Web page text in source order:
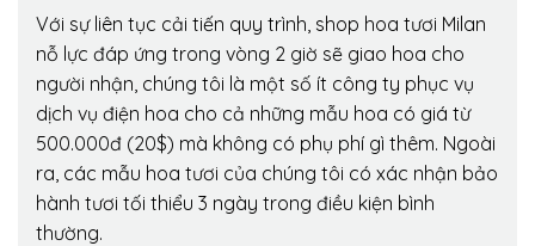
Với sự liên tục cải tiến quy trình, shop hoa tươi Milan
nỗ lực đáp ứng trong vòng 2 giờ sẽ giao hoa cho
người nhận, chúng tôi là một số ít công ty phục vụ
dịch vụ điện hoa cho cả những mẫu hoa có giá từ
500.000đ (20$) mà không có phụ phí gì thêm. Ngoài
ra, các mẫu hoa tươi của chúng tôi có xác nhận bảo
hành tươi tối thiểu 3 ngày trong điều kiện bình
thường.